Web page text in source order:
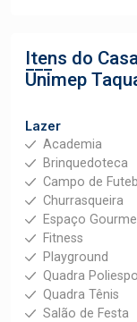
Itens do
Unimep
Lazer
Academia
Brinquedoteca
Campo de
Churrasqueira
Espaço
Fitness
Playground
Quadra
Quadra Tênis
Salão de Festa